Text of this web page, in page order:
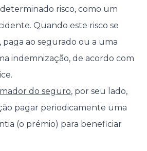
risco, como um
Quando este risco se
paga ao segurado ou a uma
indemnização, de acordo com
do seguro, por seu lado,
pagar periodicamente uma
(o prémio) para beneficiar